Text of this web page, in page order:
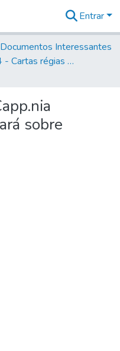
Entrar
Documentos Interessantes
Volume 24 - Cartas régias e provisões (1730- 1738)
sobre